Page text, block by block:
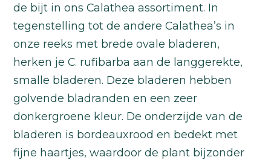
de bijt in ons Calathea assortiment. In
tegenstelling tot de andere Calathea’s in
onze reeks met brede ovale bladeren,
herken je C. rufibarba aan de langgerekte,
smalle bladeren. Deze bladeren hebben
golvende bladranden en een zeer
donkergroene kleur. De onderzijde van de
bladeren is bordeauxrood en bedekt met
fijne haartjes, waardoor de plant bijzonder